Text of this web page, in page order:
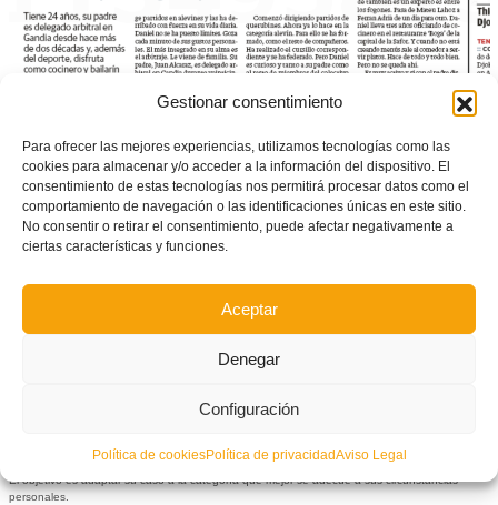
Gestionar consentimiento
Para ofrecer las mejores experiencias, utilizamos tecnologías como las
cookies para almacenar y/o acceder a la información del dispositivo. El
consentimiento de estas tecnologías nos permitirá procesar datos como el
comportamiento de navegación o las identificaciones únicas en este sitio.
No consentir o retirar el consentimiento, puede afectar negativamente a
ciertas características y funciones.
Aceptar
Denegar
Configuración
Política de cookiesPolítica de privacidadAviso Legal
Licencia Diversa
fútbol sala a personas con diversidad física y/o mental.
intelectual que muestran un desarrollo menor que los de su segmento de edad.
El objetivo es adaptar su caso a la categoría que mejor se adecue a sus circunstancias
personales.